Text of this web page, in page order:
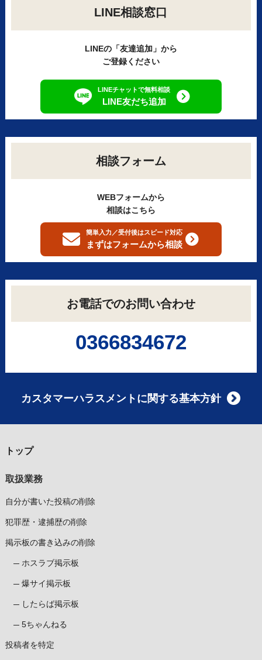
LINE相談窓口
LINEの「友達追加」から
ご登録ください
LINEチャットで無料相談
LINE友だち追加
相談フォーム
WEBフォームから
相談はこちら
簡単入力／受付後はスピード対応
まずはフォームから相談
お電話でのお問い合わせ
0366834672
カスタマーハラスメントに関する基本方針
トップ
取扱業務
自分が書いた投稿の削除
犯罪歴・逮捕歴の削除
掲示板の書き込みの削除
ホスラブ掲示板
爆サイ掲示板
したらば掲示板
5ちゃんねる
投稿者を特定